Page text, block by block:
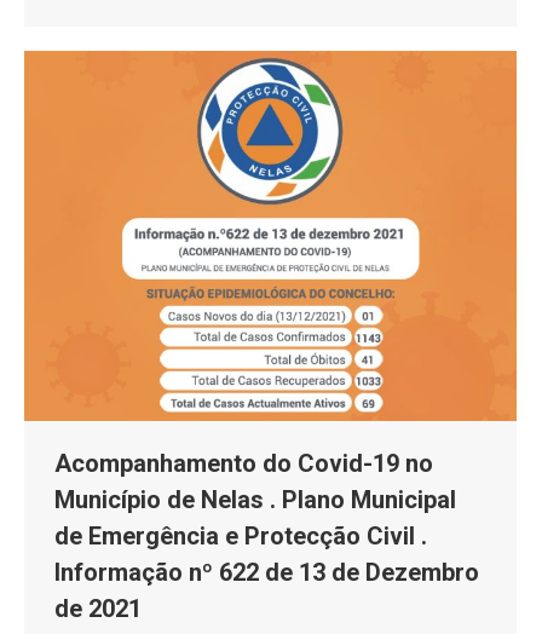
Acompanhamento do Covid-19 no
Município de Nelas . Plano Municipal
de Emergência e Protecção Civil .
Informação nº 622 de 13 de Dezembro
de 2021